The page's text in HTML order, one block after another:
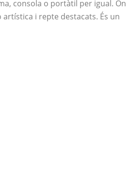
consola o portàtil per igual. On
i repte destacats. És un